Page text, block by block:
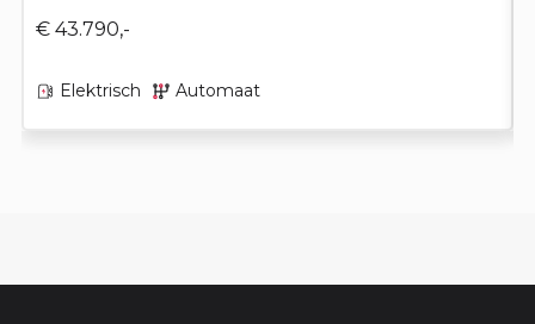
€ 43.790,-
Elektrisch Automaat